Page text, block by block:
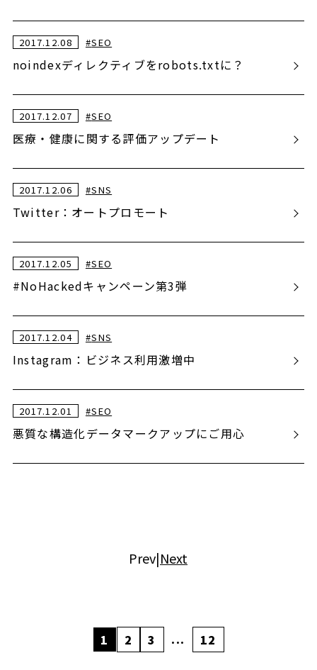
2017.12.08 #SEO
noindexディレクティブをrobots.txtに？
2017.12.07 #SEO
医療・健康に関する評価アップデート
2017.12.06 #SNS
Twitter：オートプロモート
2017.12.05 #SEO
#NoHackedキャンペーン第3弾
2017.12.04 #SNS
Instagram：ビジネス利用激増中
2017.12.01 #SEO
悪質な構造化データマークアップにご用心
Prev|Next
1 2 3 ... 12